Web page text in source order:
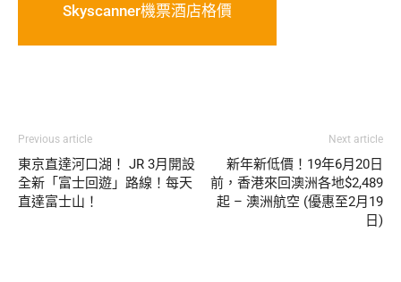
Skyscanner機票酒店格價
Previous article
東京直達河口湖！ JR 3月開設
全新「富士回遊」路線！每天
直達富士山！
Next article
新年新低價！19年6月20日
前，香港來回澳洲各地$2,489
起 – 澳洲航空 (優惠至2月19
日)